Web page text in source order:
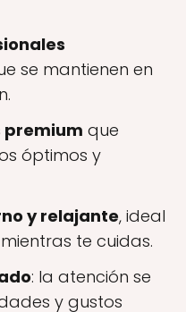
se mantienen en
que
óptimos y
y relajante, ideal
te cuidas.
: la atención se
y gustos